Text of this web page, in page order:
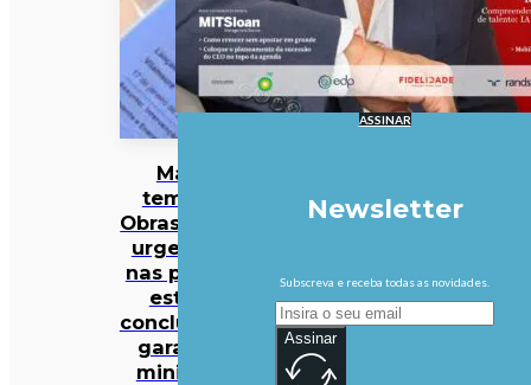
Mau
tempo:
Obras mais
urgentes
nas praias
estão
concluídas,
garante
ministra
ASSINAR
Newsletter
Subscreva e receba todas as novidades.
Assinar